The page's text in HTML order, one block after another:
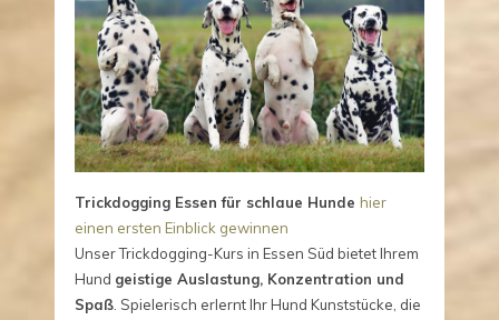
Trickdogging Essen für schlaue Hunde hier
einen ersten Einblick gewinnen
Unser Trickdogging-Kurs in Essen Süd bietet Ihrem
Hund geistige Auslastung, Konzentration und
Spaß . Spielerisch erlernt Ihr Hund Kunststücke, die